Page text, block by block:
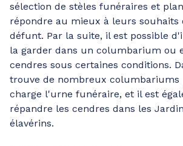
sélection de stèles funéraires et
répondre au mieux à leurs souhaits
défunt. Par la suite, il est possible
la garder dans un columbarium ou
cendres sous certaines conditions.
trouve de nombreux columbariums
charge l'urne funéraire, et il est
répandre les cendres dans les
élavérins.